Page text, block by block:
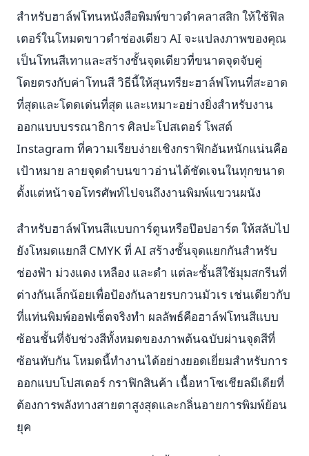
สำหรับฮาล์ฟโทนหนังสือพิมพ์ขาวดำคลาสสิก ให้ใช้ฟิล
เตอร์ในโหมดขาวดำช่องเดียว AI จะแปลงภาพของคุณ
เป็นโทนสีเทาและสร้างชั้นจุดเดียวที่ขนาดจุดจับคู่
โดยตรงกับค่าโทนสี วิธีนี้ให้สุนทรียะฮาล์ฟโทนที่สะอาด
ที่สุดและโดดเด่นที่สุด และเหมาะอย่างยิ่งสำหรับงาน
ออกแบบบรรณาธิการ ศิลปะโปสเตอร์ โพสต์
Instagram ที่ความเรียบง่ายเชิงกราฟิกอันหนักแน่นคือ
เป้าหมาย ลายจุดดำบนขาวอ่านได้ชัดเจนในทุกขนาด
ตั้งแต่หน้าจอโทรศัพท์ไปจนถึงงานพิมพ์แขวนผนัง
สำหรับฮาล์ฟโทนสีแบบการ์ตูนหรือป๊อปอาร์ต ให้สลับไป
ยังโหมดแยกสี CMYK ที่ AI สร้างชั้นจุดแยกกันสำหรับ
ช่องฟ้า ม่วงแดง เหลือง และดำ แต่ละชั้นสีใช้มุมสกรีนที่
ต่างกันเล็กน้อยเพื่อป้องกันลายรบกวนมัวเร เช่นเดียวกับ
ที่แท่นพิมพ์ออฟเซ็ตจริงทำ ผลลัพธ์คือฮาล์ฟโทนสีแบบ
ซ้อนชั้นที่จับช่วงสีทั้งหมดของภาพต้นฉบับผ่านจุดสีที่
ซ้อนทับกัน โหมดนี้ทำงานได้อย่างยอดเยี่ยมสำหรับการ
ออกแบบโปสเตอร์ กราฟิกสินค้า เนื้อหาโซเชียลมีเดียที่
ต้องการพลังทางสายตาสูงสุดและกลิ่นอายการพิมพ์ย้อน
ยุค